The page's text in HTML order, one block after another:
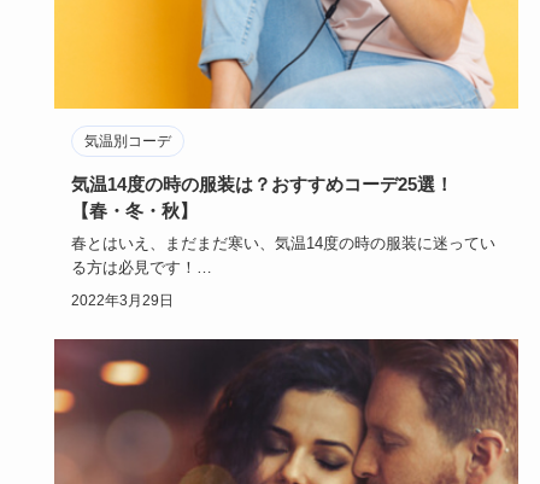
気温別コーデ
気温14度の時の服装は？おすすめコーデ25選！
【春・冬・秋】
春とはいえ、まだまだ寒い、気温14度の時の服装に迷ってい
る方は必見です！
この記事でどの服装でコーディネートすればいいの…
2022年3月29日